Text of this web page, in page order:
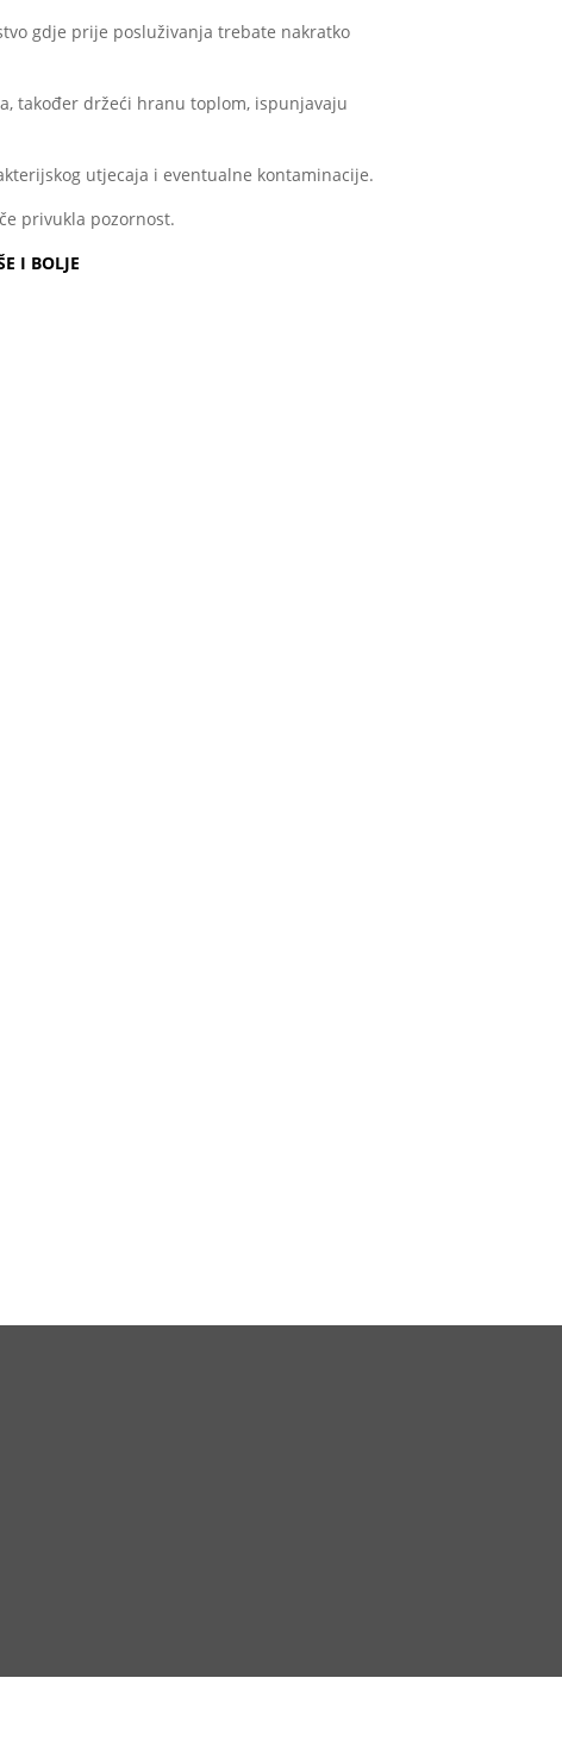
gdje prije posluživanja trebate nakratko
također držeći hranu toplom, ispunjavaju
utjecaja i eventualne kontaminacije.
privukla pozornost.
I BOLJE